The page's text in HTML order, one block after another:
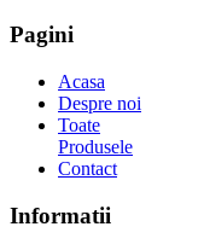
Pagini
Acasa
Despre noi
Toate
Produsele
Contact
Informatii